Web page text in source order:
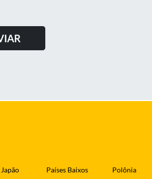
Japão Países Baixos Polônia